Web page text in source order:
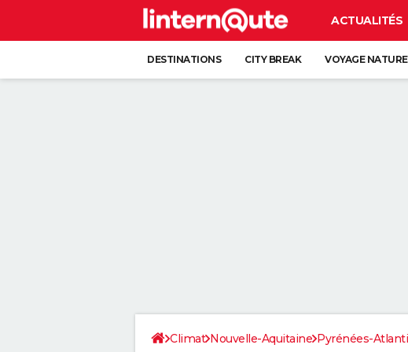
ACTUALITÉS
DESTINATIONS CITY BREAK VOYAGE NATURE
Climat Nouvelle-Aquitaine Pyrénées-